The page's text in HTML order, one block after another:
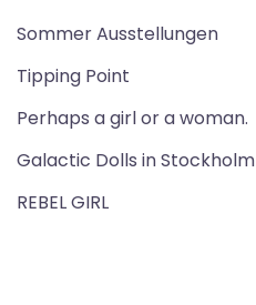
Sommer Ausstellungen
Tipping Point
Perhaps a girl or a woman.
Galactic Dolls in Stockholm
REBEL GIRL